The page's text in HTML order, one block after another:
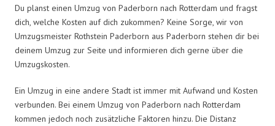
Du planst einen Umzug von Paderborn nach Rotterdam und fragst
dich, welche Kosten auf dich zukommen? Keine Sorge, wir von
Umzugsmeister Rothstein Paderborn aus Paderborn stehen dir bei
deinem Umzug zur Seite und informieren dich gerne über die
Umzugskosten.
Ein Umzug in eine andere Stadt ist immer mit Aufwand und Kosten
verbunden. Bei einem Umzug von Paderborn nach Rotterdam
kommen jedoch noch zusätzliche Faktoren hinzu. Die Distanz